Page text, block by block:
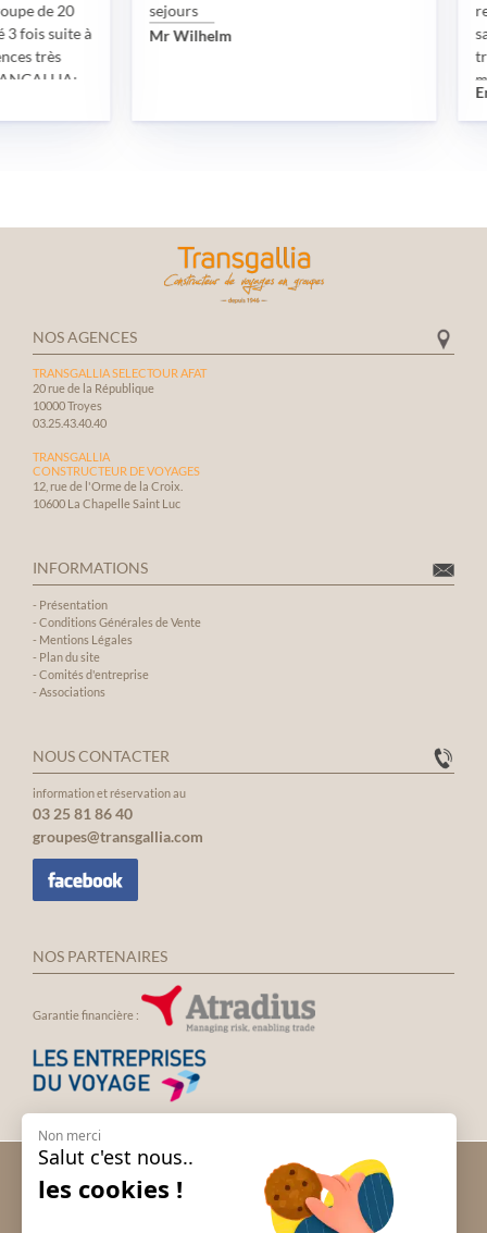
20
à
Mr Wilhelm
reporté
très
madame
qui a
NOS AGENCES
TRANSGALLIA SELECTOUR AFAT
20 rue de la République
10000 Troyes
03.25.43.40.40
TRANSGALLIA
CONSTRUCTEUR DE VOYAGES
12, rue de l'Orme de la Croix.
10600 La Chapelle Saint Luc
INFORMATIONS
- Présentation
- Conditions Générales de Vente
- Mentions Légales
- Plan du site
- Comités d'entreprise
- Associations
NOUS CONTACTER
information et réservation au
03 25 81 86 40
groupes@transgallia.com
NOS PARTENAIRES
Garantie financière :
Voyage groupe Espagne
Non merci
Salut c'est nous..
les cookies !